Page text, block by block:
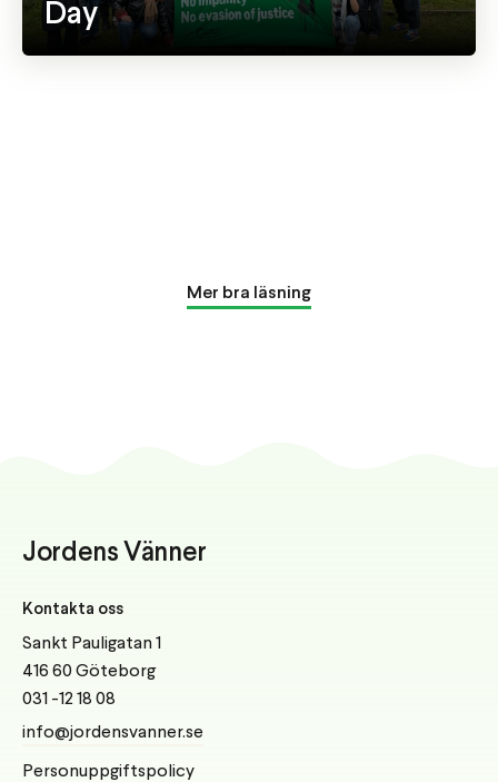
Day
Mer bra läsning
Jordens Vänner
Kontakta oss
Sankt Pauligatan 1
416 60 Göteborg
031 -12 18 08
info@jordensvanner.se
Personuppgiftspolicy